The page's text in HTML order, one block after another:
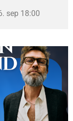
sep 18:00